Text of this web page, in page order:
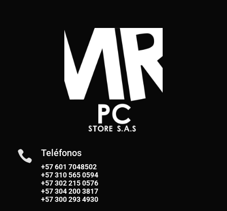
 Teléfonos
+57 601 7048502
+57310 565 0594
+57302 215 0576
+57304 200 3817
+57300 293 4930